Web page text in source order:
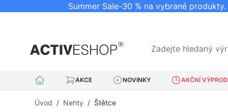
Summer Sale-30 % na vybrané
Zadejte hledaný
AKCE NOVINKY AKČNÍ
Úvod / Nehty / Štětce